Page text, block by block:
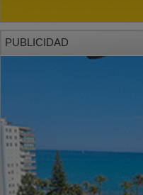
PUBLICIDAD